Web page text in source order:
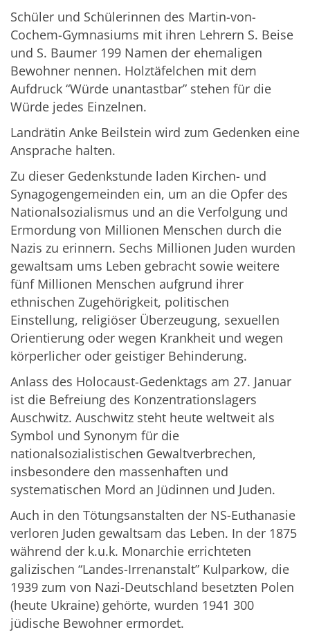
Schüler und Schülerinnen des Martin-von-
Cochem-Gymnasiums mit ihren Lehrern S. Beise
und S. Baumer 199 Namen der ehemaligen
Bewohner nennen. Holztäfelchen mit dem
Aufdruck “Würde unantastbar” stehen für die
Würde jedes Einzelnen.
Landrätin Anke Beilstein wird zum Gedenken eine
Ansprache halten.
Zu dieser Gedenkstunde laden Kirchen- und
Synagogengemeinden ein, um an die Opfer des
Nationalsozialismus und an die Verfolgung und
Ermordung von Millionen Menschen durch die
Nazis zu erinnern. Sechs Millionen Juden wurden
gewaltsam ums Leben gebracht sowie weitere
fünf Millionen Menschen aufgrund ihrer
ethnischen Zugehörigkeit, politischen
Einstellung, religiöser Überzeugung, sexuellen
Orientierung oder wegen Krankheit und wegen
körperlicher oder geistiger Behinderung.
Anlass des Holocaust-Gedenktags am 27. Januar
ist die Befreiung des Konzentrationslagers
Auschwitz. Auschwitz steht heute weltweit als
Symbol und Synonym für die
nationalsozialistischen Gewaltverbrechen,
insbesondere den massenhaften und
systematischen Mord an Jüdinnen und Juden.
Auch in den Tötungsanstalten der NS-Euthanasie
verloren Juden gewaltsam das Leben. In der 1875
während der k.u.k. Monarchie errichteten
galizischen “Landes-Irrenanstalt” Kulparkow, die
1939 zum von Nazi-Deutschland besetzten Polen
(heute Ukraine) gehörte, wurden 1941 300
jüdische Bewohner ermordet.